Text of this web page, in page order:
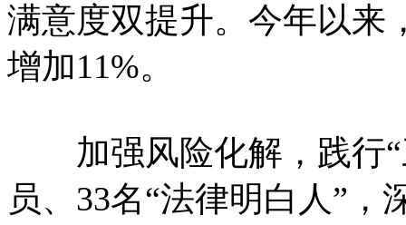
满意度双提升。今年以来
增加11%。
加强风险化解，践行“
员、33名“法律明白人”